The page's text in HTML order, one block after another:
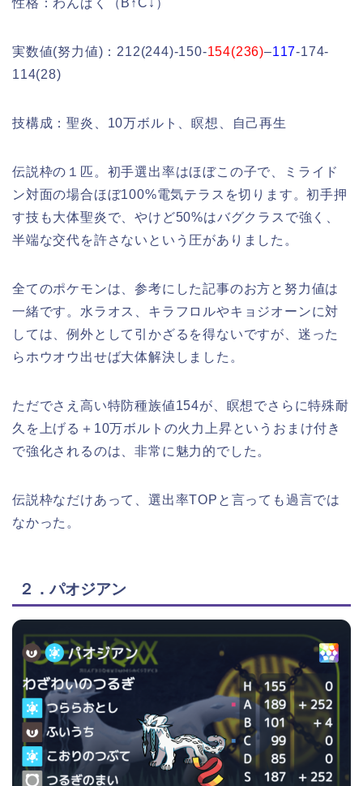
実数値(努力値)：212(244)-150-154(236)–117-174-
114(28)
技構成：聖炎、10万ボルト、瞑想、自己再生
伝説枠の１匹。初手選出率はほぼこの子で、ミライド
ン対面の場合ほぼ100%電気テラスを切ります。初手押
す技も大体聖炎で、やけど50%はバグクラスで強く、
半端な交代を許さないという圧がありました。
全てのポケモンは、参考にした記事のお方と努力値は
一緒です。水ラオス、キラフロルやキョジオーンに対
しては、例外として引かざるを得ないですが、迷った
らホウオウ出せば大体解決しました。
ただでさえ高い特防種族値154が、瞑想でさらに特殊耐
久を上げる＋10万ボルトの火力上昇というおまけ付き
で強化されるのは、非常に魅力的でした。
伝説枠なだけあって、選出率TOPと言っても過言では
なかった。
２．パオジアン